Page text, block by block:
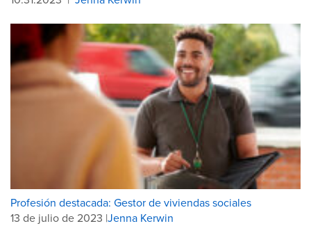
Profesión destacada: Gestor de viviendas sociales
13 de julio de 2023 |Jenna Kerwin